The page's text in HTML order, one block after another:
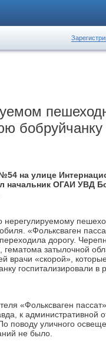
бобруйчанку
на улице
начальник ОГАИ УВД
нерегулируемому
«Фольксваген
дорогу.
гематома затылочной
врачи «скорой»,
госпитализировали в
«Фольксваген
к административной
поводу уличного
не было.